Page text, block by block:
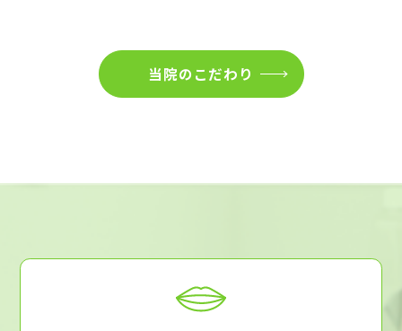
当院のこだわり